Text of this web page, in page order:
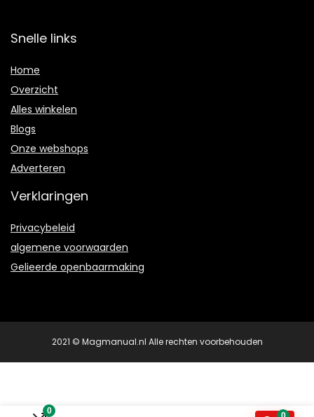
0
Snelle links
Home
Overzicht
Alles winkelen
Blogs
Onze webshops
Adverteren
Verklaringen
Privacybeleid
algemene voorwaarden
Gelieerde openbaarmaking
2021 © Magmanual.nl Alle rechten voorbehouden